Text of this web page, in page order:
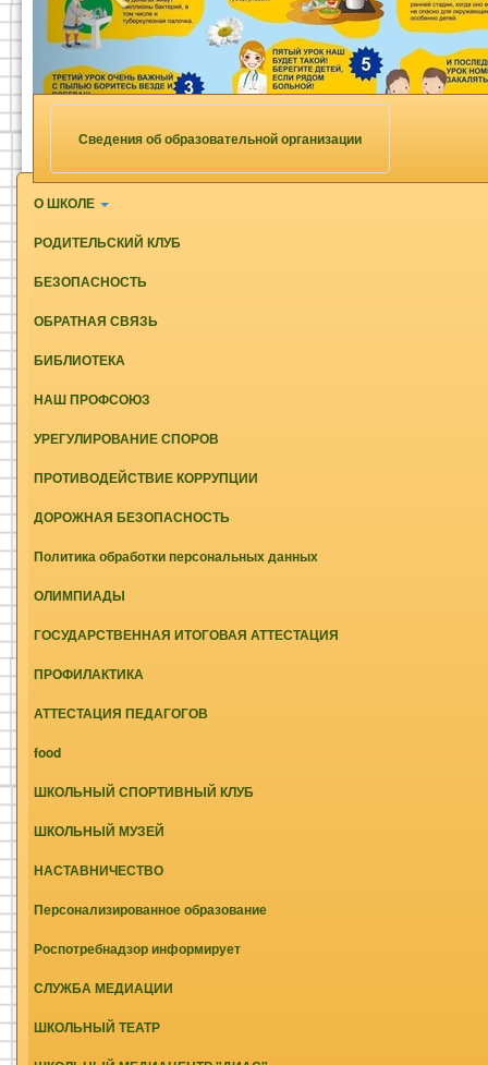
Сведения об образовательной организации
О ШКОЛЕ
РОДИТЕЛЬСКИЙ КЛУБ
БЕЗОПАСНОСТЬ
ОБРАТНАЯ СВЯЗЬ
БИБЛИОТЕКА
НАШ ПРОФСОЮЗ
УРЕГУЛИРОВАНИЕ СПОРОВ
ПРОТИВОДЕЙСТВИЕ КОРРУПЦИИ
ДОРОЖНАЯ БЕЗОПАСНОСТЬ
Политика обработки персональных данных
ОЛИМПИАДЫ
ГОСУДАРСТВЕННАЯ ИТОГОВАЯ АТТЕСТАЦИЯ
ПРОФИЛАКТИКА
АТТЕСТАЦИЯ ПЕДАГОГОВ
food
ШКОЛЬНЫЙ СПОРТИВНЫЙ КЛУБ
ШКОЛЬНЫЙ МУЗЕЙ
НАСТАВНИЧЕСТВО
Персонализированное образование
Роспотребнадзор информирует
СЛУЖБА МЕДИАЦИИ
ШКОЛЬНЫЙ ТЕАТР